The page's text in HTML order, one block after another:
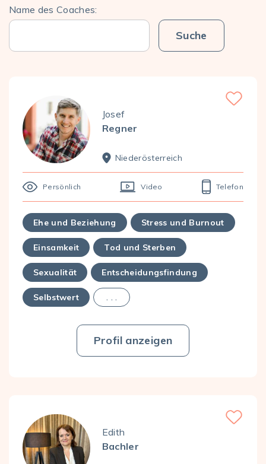
Name des Coaches:
Favorite
Josef
Regner
Nieder­österreich
Persönlich Video Telefon
Ehe und Beziehung Stress und Burnout
Einsamkeit Tod und Sterben
Sexualität Entscheidungsfindung
Selbstwert . . .
Profil anzeigen
Favorite
Edith
Bachler